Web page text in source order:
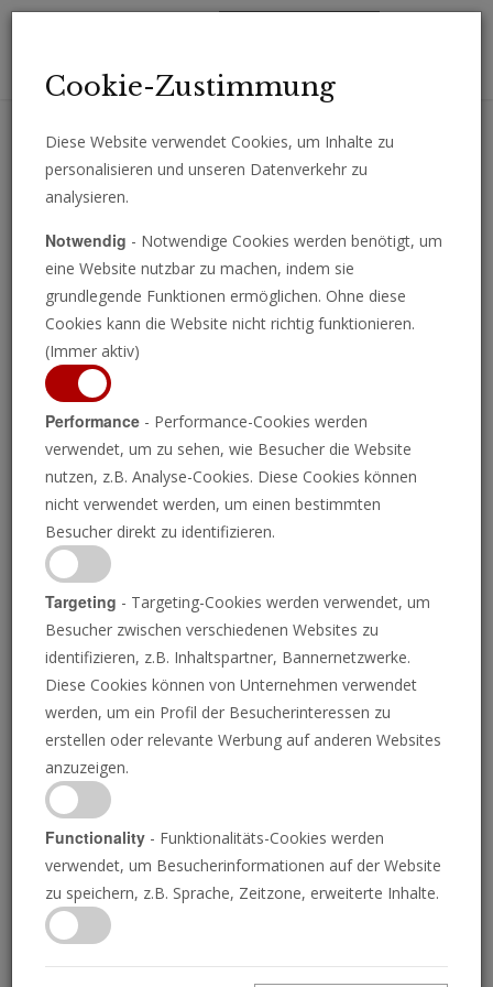
Erhalten Sie wichtige Analysen, Kommentare und Nachrichten
Die deutsche Regierung
verstärkt die
Sicherheitskräfte und
erteilt mehr
Überwachungsbefugnisse
Cookie-Zustimmung
Diese Website verwendet Cookies, um Inhalte zu
personalisieren und unseren Datenverkehr zu
analysieren.
Notwendig - Notwendige Cookies werden benötigt, um
eine Website nutzbar zu machen, indem sie
grundlegende Funktionen ermöglichen. Ohne diese
Cookies kann die Website nicht richtig funktionieren.
(Immer aktiv)
Performance - Performance-Cookies werden
verwendet, um zu sehen, wie Besucher die Website
nutzen, z.B. Analyse-Cookies. Diese Cookies können
nicht verwendet werden, um einen bestimmten
Besucher direkt zu identifizieren.
Targeting - Targeting-Cookies werden verwendet, um
Besucher zwischen verschiedenen Websites zu
identifizieren, z.B. Inhaltspartner, Bannernetzwerke.
Diese Cookies können von Unternehmen verwendet
werden, um ein Profil der Besucherinteressen zu
erstellen oder relevante Werbung auf anderen Websites
anzuzeigen.
Functionality - Funktionalitäts-Cookies werden
verwendet, um Besucherinformationen auf der Website
zu speichern, z.B. Sprache, Zeitzone, erweiterte Inhalte.